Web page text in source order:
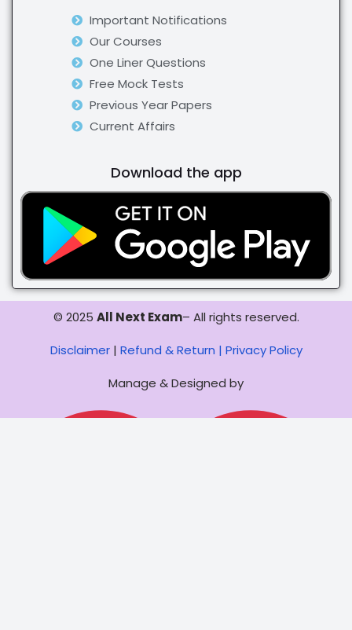
Important Notifications
Our Courses
One Liner Questions
Free Mock Tests
Previous Year Papers
Current Affairs
Download the app
© 2025 All Next Exam– All rights reserved.
Disclaimer| Refund & Return | Privacy Policy
Manage & Designed by